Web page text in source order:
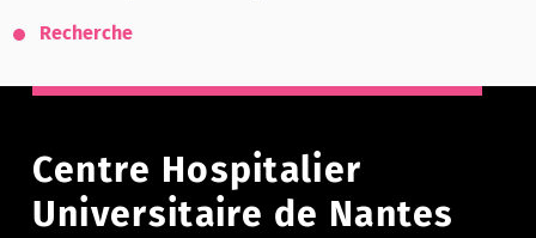
Recherche
Centre Hospitalier
Universitaire de Nantes